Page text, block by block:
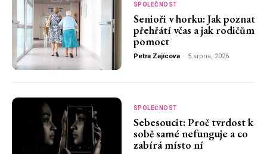
SPOLEČNOST
Senioři v horku: Jak poznat
přehřátí včas a jak rodičům
pomoct
Petra Zajícova - 5 srpna, 2026
SPOLEČNOST
Sebesoucit: Proč tvrdost k
sobě samé nefunguje a co
zabírá místo ní